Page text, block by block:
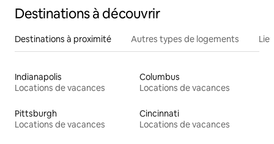
Destinations à découvrir
Destinations à proximité Autres types de logements
Indianapolis
Locations de vacances
Columbus
Locations de vacances
Pittsburgh
Locations de vacances
Cincinnati
Locations de vacances